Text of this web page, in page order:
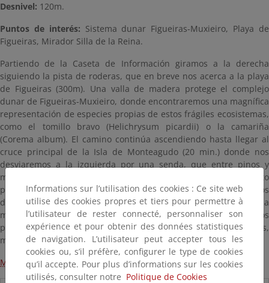
Desnivel: 120m.
Puntos de interés: Sistema dunar Figueiras-Muxieiro, Playa de
Figueiras, Mirador Silla de la Reina.
Partiendo de la Caseta de Información giramos a la derecha
siguiendo la pista de roderas, que en breve nos acerca a la playa
de Figueiras (300m). Una valla de madera protege el complejo
dunar de Figueiras-Muxieiro, donde encontraremos una magnífica
representación de especies propias de estos frágiles ecosistemas,
como el tomillo bravo (Helichrysum picardii) o la camariña
(Corema album). El camino continúa ascendiendo hasta llegar al
cruce principal de la Isla de Monteagudo (20 min.) donde nos
desviaremos a la izquierda por una senda, que entre pinos y
matorral nos conducirá al Alto do Príncipe. En este punto
podremos disfrutar de las espectaculares vistas de los acantilados
desde la Silla de la Reina, caprichosa formación rocosa, que a
modo de balcón natural, asoma sobre el océano Atlántico y nos
permite observar el contraste entre las dos vertientes de las islas,
mucho más abruptas en su cara oeste.
Mapa de los itinerarios de Cíes
Informations sur l’utilisation des cookies : Ce site web
utilise des cookies propres et tiers pour permettre à
l’utilisateur de rester connecté, personnaliser son
expérience et pour obtenir des données statistiques
de navigation. L’utilisateur peut accepter tous les
cookies ou, s’il préfère, configurer le type de cookies
qu’il accepte. Pour plus d’informations sur les cookies
utilisés, consulter notre Politique de Cookies